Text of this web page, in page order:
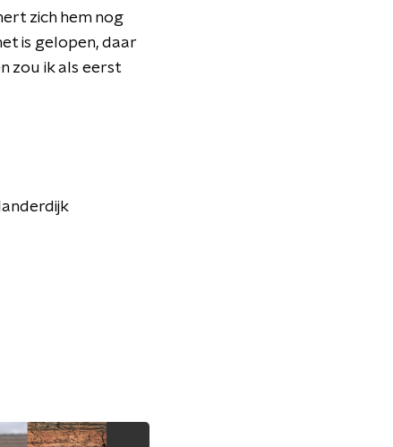
zich hem nog
is gelopen, daar
zou ik als eerst